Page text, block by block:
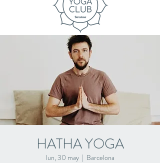
HATHA YOGA
lun, 30 may
  |
Barcelona